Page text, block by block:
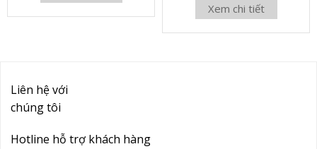
Xem chi tiết
Liên hệ với
chúng tôi
Hotline hỗ trợ khách hàng